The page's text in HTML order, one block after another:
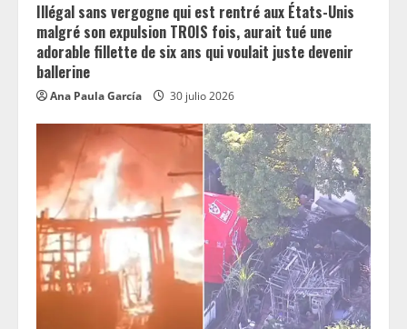
Illégal sans vergogne qui est rentré aux États-Unis
malgré son expulsion TROIS fois, aurait tué une
adorable fillette de six ans qui voulait juste devenir
ballerine
Ana Paula García 30 julio 2026